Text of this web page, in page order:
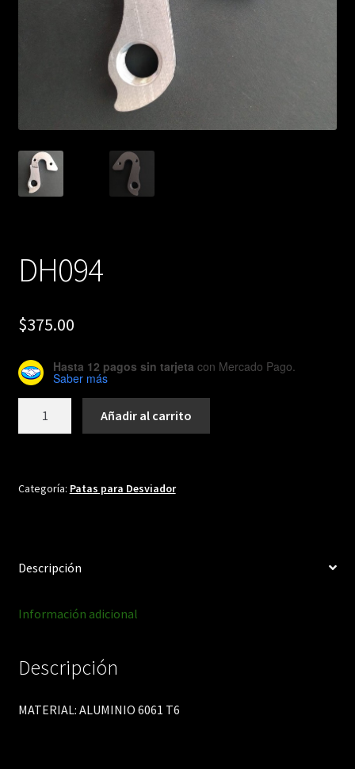
DH094
$375.00
Hasta 12 pagos sin tarjeta con Mercado Pago.
Saber más
Añadir al carrito
Categoría: Patas para Desviador
Descripción
Información adicional
Descripción
MATERIAL: ALUMINIO 6061 T6